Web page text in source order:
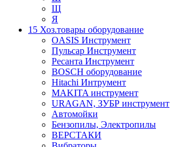
Щ
Я
15 Хоз.товары оборудование
OASIS Инструмент
Пульсар Инструмент
Ресанта Инструмент
BOSCH оборудование
Hitachi Интрумент
MAKITA инструмент
URAGAN, ЗУБР инструмент
Автомойки
Бензопилы, Электропилы
ВЕРСТАКИ